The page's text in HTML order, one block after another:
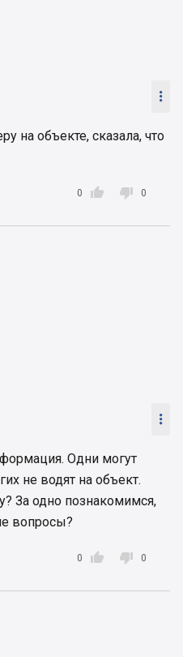

на объекте, сказала, что

0  0

Одни могут
не водят на объект.
За одно познакомимся,
вопросы?

0  0